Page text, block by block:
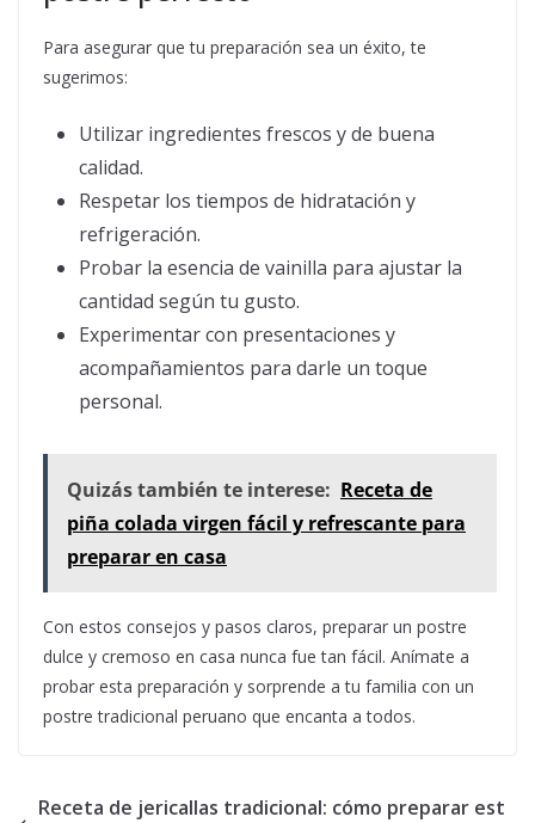
Para asegurar que tu preparación sea un éxito, te
sugerimos:
Utilizar ingredientes frescos y de buena
calidad.
Respetar los tiempos de hidratación y
refrigeración.
Probar la esencia de vainilla para ajustar la
cantidad según tu gusto.
Experimentar con presentaciones y
acompañamientos para darle un toque
personal.
Quizás también te interese: Receta de
piña colada virgen fácil y refrescante para
preparar en casa
Con estos consejos y pasos claros, preparar un postre
dulce y cremoso en casa nunca fue tan fácil. Anímate a
probar esta preparación y sorprende a tu familia con un
postre tradicional peruano que encanta a todos.
Receta de jericallas tradicional: cómo preparar est